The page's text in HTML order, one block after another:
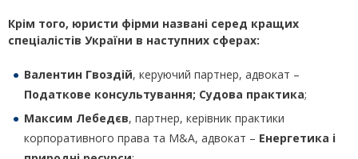
Крім того, юристи фірми названі серед кращих
спеціалістів України в наступних сферах:
Валентин Гвоздій, керуючий партнер, адвокат –
Податкове консультування; Судова практика;
Максим Лебедєв, партнер, керівник практики
корпоративного права та M&A, адвокат – Енергетика і